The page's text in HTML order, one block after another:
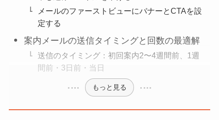
メールのファーストビューにバナーとCTAを設
定する
案内メールの送信タイミングと回数の最適解
送信のタイミング：初回案内2〜4週間前、1週
間前・3日前・当日
もっと見る